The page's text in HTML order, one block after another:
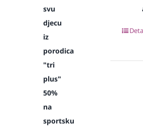
svu
djecu
iz
porodica
"tri
plus"
50%
na
sportsku